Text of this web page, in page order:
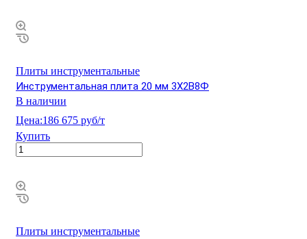
Плиты инструментальные
Инструментальная плита 20 мм 3Х2В8Ф
В наличии
Цена:186 675 руб/т
Купить
Плиты инструментальные